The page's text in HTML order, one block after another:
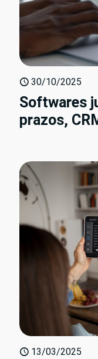
30/10/2025
Softwares
prazos,
13/03/2025